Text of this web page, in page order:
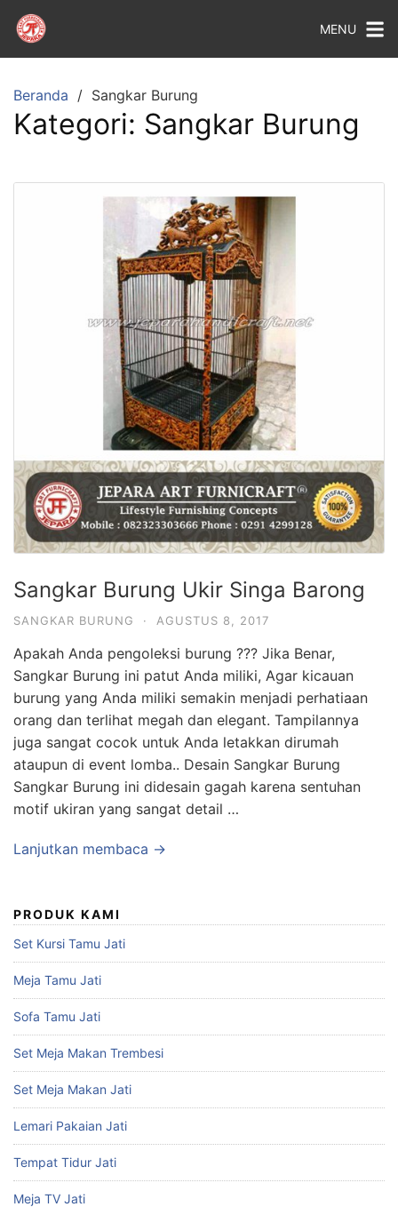
MENU
Beranda Sangkar Burung
Kategori: Sangkar Burung
Sangkar Burung Ukir Singa Barong
SANGKAR BURUNG · AGUSTUS 8, 2017
Apakah Anda pengoleksi burung ??? Jika Benar,
Sangkar Burung ini patut Anda miliki, Agar kicauan
burung yang Anda miliki semakin menjadi perhatiaan
orang dan terlihat megah dan elegant. Tampilannya
juga sangat cocok untuk Anda letakkan dirumah
ataupun di event lomba.. Desain Sangkar Burung
Sangkar Burung ini didesain gagah karena sentuhan
motif ukiran yang sangat detail …
Lanjutkan membaca →
PRODUK KAMI
Set Kursi Tamu Jati
Meja Tamu Jati
Sofa Tamu Jati
Set Meja Makan Trembesi
Set Meja Makan Jati
Lemari Pakaian Jati
Tempat Tidur Jati
Meja TV Jati